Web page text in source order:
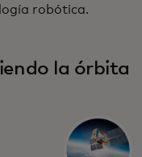
robótica.
la órbita